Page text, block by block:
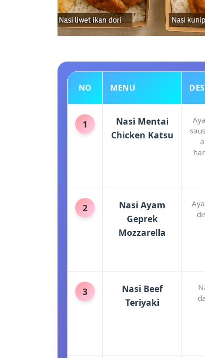
NO MENU
1
Nasi Mentai
Chicken Katsu
2
Nasi Ayam
Geprek
Mozzarella
3
Nasi Beef
Teriyaki